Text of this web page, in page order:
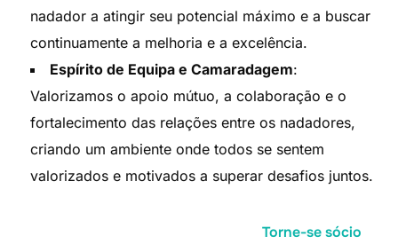
nadador a atingir seu potencial máximo e a buscar
continuamente a melhoria e a excelência.
Espírito de Equipa e Camaradagem:
Valorizamos o apoio mútuo, a colaboração e o
fortalecimento das relações entre os nadadores,
criando um ambiente onde todos se sentem
valorizados e motivados a superar desafios juntos.
Torne-se sócio